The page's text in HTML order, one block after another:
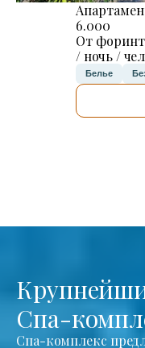
6.000
От
/ ночь /
Белье
Спа-
Спа-комплекс